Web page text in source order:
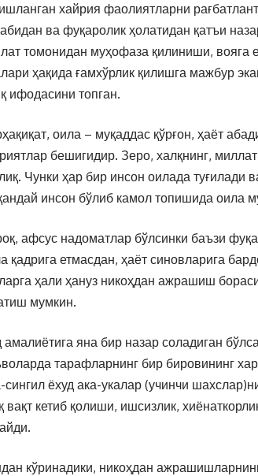
хайрия фаолиятларни
ва фуқаролик ҳолатидан қатъи
томонидан муҳофаза қилиниши, вояга
ҳақида ғамхўрлик қилишга мажбур
ифодасини топган.
оила – муқаддас қўрғон, ҳаёт
бешигидир. Зеро, халқнинг,
Чунки ҳар бир инсон оилада туғилади
инсон бўлиб камол топишида оила
афсус надоматлар бўлсинки баъзи
қадрига етмасдан, ҳаёт синовларига
ҳали ҳануз никоҳдан ажрашиш
мумкин.
амалиётига яна бир назар соладиган
тарафларнинг бир бировининг
сингил ёхуд ака-укалар (учинчи
вақт кетиб қолиши, ишсизлик,
кўринадики, никоҳдан